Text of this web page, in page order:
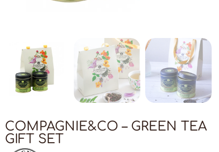
COMPAGNIE&CO – GREEN TEA
GIFT SET